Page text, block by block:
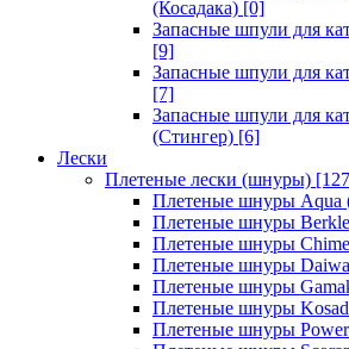
(Косадака) [0]
Запасные шпули для
[9]
Запасные шпули для
[7]
Запасные шпули для
(Стингер) [6]
Лески
Плетеные лески (шнуры)
Плетеные шнуры Aqua
Плетеные шнуры
Плетеные шнуры
Плетеные шнуры
Плетеные шнуры
Плетеные шнуры
Плетеные шнуры